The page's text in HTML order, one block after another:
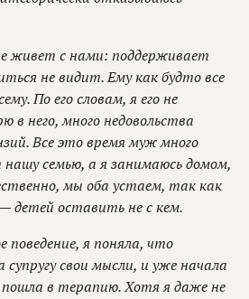
живет с нами: поддерживает
не видит. Ему как будто все
По его словам, я его не
в него, много недовольства
Все это время муж много
семью, а я занимаюсь домом,
мы оба устаем, так как
детей оставить не с кем.
поведение, я поняла, что
супругу свои мысли, и уже начала
в терапию. Хотя я даже не